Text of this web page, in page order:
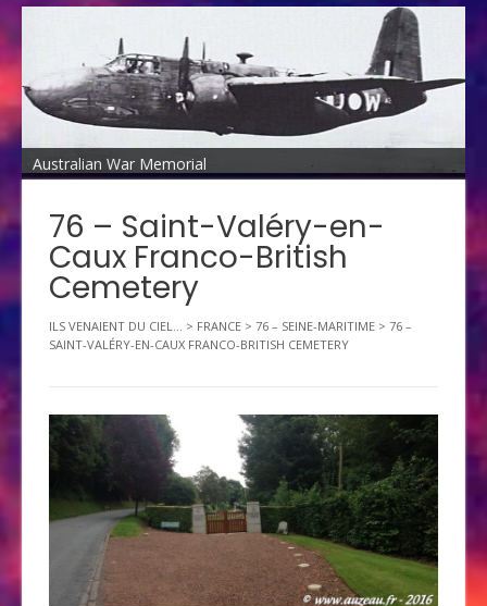
Australian War Memorial
76 – Saint-Valéry-en-
Caux Franco-British
Cemetery
ILS VENAIENT DU CIEL... > FRANCE > 76 – SEINE-MARITIME > 76 –
SAINT-VALÉRY-EN-CAUX FRANCO-BRITISH CEMETERY